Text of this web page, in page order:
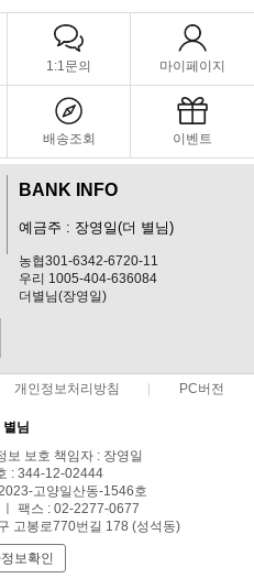
1:1문의 마이페이지
배송조회 이벤트
BANK INFO
예금주 : 장영일(더 별님)
농협301-6342-6720-11
우리 1005-404-636084
더별님(장영일)
개인정보처리방침 PC버전
별님
보 보호 책임자 : 장영일
: 344-12-02444
고양일산동-1546호
팩스 : 02-2277-0677
고봉로770번길 178 (성석동)
보확인